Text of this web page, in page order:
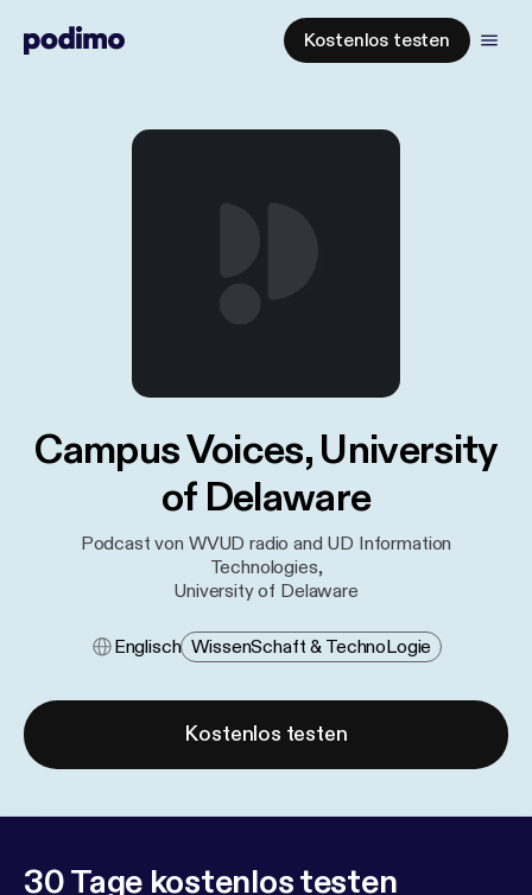
Kostenlos testen
Campus Voices, University
of Delaware
Podcast von WVUD radio and UD Information
Technologies,
University of Delaware
Englisch Wissen​schaft & Techno​logie
Kostenlos testen
30 Tage kostenlos testen